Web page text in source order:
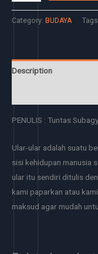
Category: BUDAYA
Description
PENULIS : Tuntas
Ular-ular adalah suatu
sisi kehidupan manusia
ular itu sendiri ditulis
kami paparkan atau
maksud agar mudah